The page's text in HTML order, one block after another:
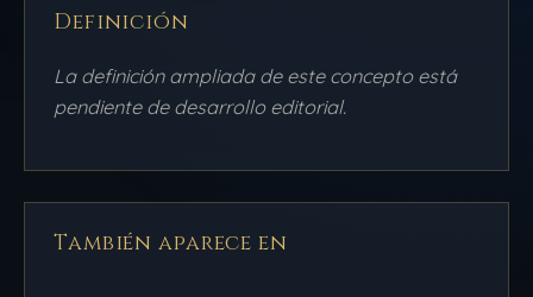
Definición
La definición ampliada de este concepto está
pendiente de desarrollo editorial.
También aparece en